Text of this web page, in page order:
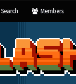
Search Members